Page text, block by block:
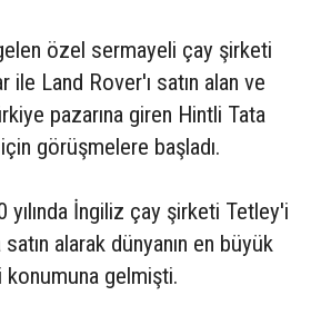
özel sermayeli çay şirketi
ile Land Rover'ı satın alan ve
pazarına giren Hintli Tata
görüşmelere başladı.
yılında İngiliz çay şirketi Tetley'i
alarak dünyanın en büyük
gelmişti.